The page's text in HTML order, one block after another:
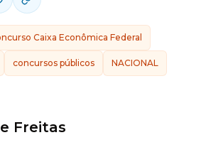
Caixa Econômica Federal
concursos públicos NACIONAL
Freitas